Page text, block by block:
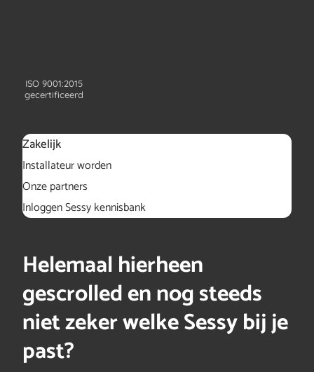
ISO 9001:2015
gecertificeerd
Zakelijk
Installateur worden
Onze partners
Inloggen Sessy kennisbank
Helemaal hierheen
gescrolled en nog steeds
niet zeker welke Sessy bij je
past?